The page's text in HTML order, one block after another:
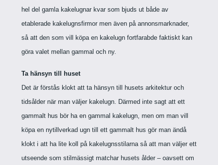
hel del gamla kakelugnar kvar som bjuds ut både av
etablerade kakelugnsfirmor men även på annonsmarknader,
så att den som vill köpa en kakelugn fortfarabde faktiskt kan
göra valet mellan gammal och ny.
Ta hänsyn till huset
Det är förstås klokt att ta hänsyn till husets arkitektur och
tidsålder när man väljer kakelugn. Därmed inte sagt att ett
gammalt hus bör ha en gammal kakelugn, men om man vill
köpa en nytillverkad ugn till ett gammalt hus gör man ändå
klokt i att ha lite koll på kakelugnsstilarna så att man väljer ett
utseende som stilmässigt matchar husets ålder – oavsett om